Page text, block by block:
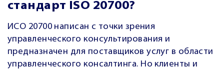
стандарт ISO 20700?
ИСО 20700 написан с точки зрения
управленческого консультирования и
предназначен для поставщиков услуг в области
управленческого консалтинга. Но клиенты и